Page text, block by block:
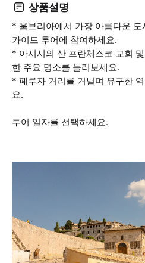
상품설명
* 움브리아에서 가장 아름다운
가이드 투어에 참여하세요.
* 아시시의 산 프란체스코 교회
한 주요 명소를 둘러보세요.
* 페루자 거리를 거닐며 유구한
요.
투어 일자를 선택하세요.